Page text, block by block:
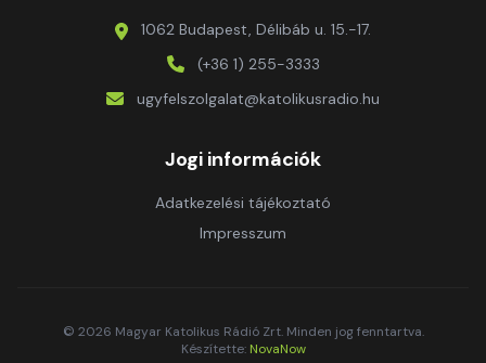
1062 Budapest, Délibáb u. 15.-17.
(+36 1) 255-3333
ugyfelszolgalat@katolikusradio.hu
Jogi információk
Adatkezelési tájékoztató
Impresszum
© 2026 Magyar Katolikus Rádió Zrt. Minden jog fenntartva.
Készítette: NovaNow